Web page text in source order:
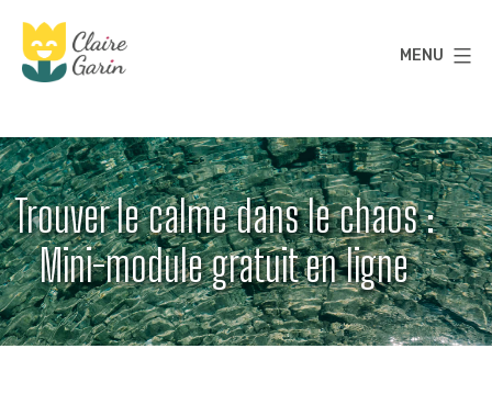
contenu
MENU
Trouver le calme dans le chaos :
Mini-module gratuit en ligne